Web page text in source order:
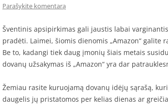
Parašykite komentarą
Šventinis apsipirkimas gali jaustis labai
pradėti. Laimei, šiomis dienomis „Amazon“ galite
Be to, kadangi tiek daug įmonių šiais metais
dovanų užsakymas iš „Amazon“ yra dar
Žemiau rasite kuruojamą dovanų idėjų sąrašą,
daugelis jų pristatomos per kelias dienas ar